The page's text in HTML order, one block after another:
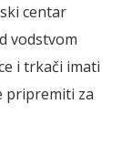
centar
vodstvom
i trkači imati
pripremiti za